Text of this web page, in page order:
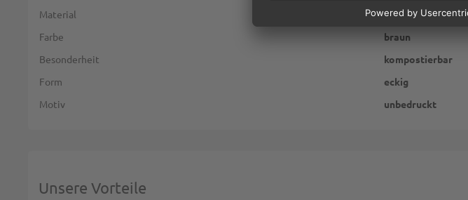
Material
Kraftpapier
Farbe
braun
Besonderheit
kompostierbar
Form
eckig
Motiv
unbedruckt
Unsere Vorteile